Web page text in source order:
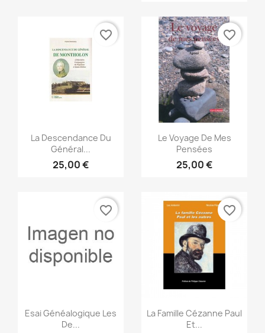
Vista rápida
La Descendance Du
Général...
25,00 €
favorite_border
Vista rápida
Le Voyage De Mes
Pensées
25,00 €
favorite_border
Vista rápida
Esai Généalogique Les
De...
favorite_border
Vista rápida
La Famille Cézanne Paul
Et...
favorite_border